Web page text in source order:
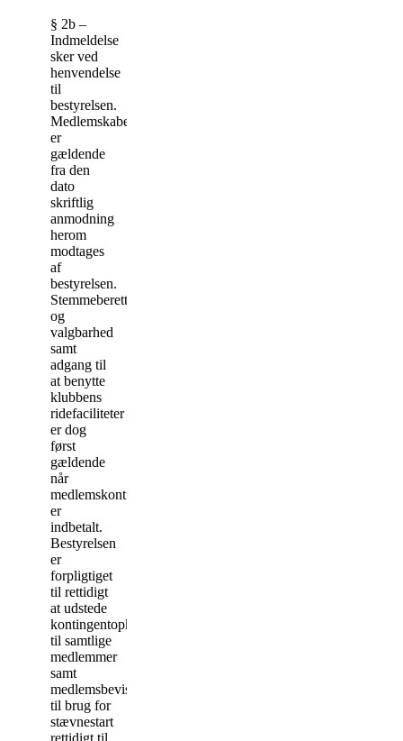
§ 2b –
Indmeldelse
sker ved
henvendelse
til
bestyrelsen.
Medlemskabet
er
gældende
fra den
dato
skriftlig
anmodning
herom
modtages
af
bestyrelsen.
Stemmeberettigelse
og
valgbarhed
samt
adgang til
at benytte
klubbens
ridefaciliteter
er dog
først
gældende
når
medlemskontingentet
er
indbetalt.
Bestyrelsen
er
forpligtiget
til rettidigt
at udstede
kontingentopkrævning
til samtlige
medlemmer
samt
medlemsbeviser
til brug for
stævnestart
rettidigt til